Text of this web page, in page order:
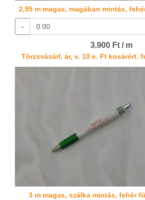
2,95 m magas, magában mintás,
-
3.900 Ft / m
Törzsvásárl. ár, v. 10 e. Ft kosárért.
3 m magas, szálka mintás, fehér